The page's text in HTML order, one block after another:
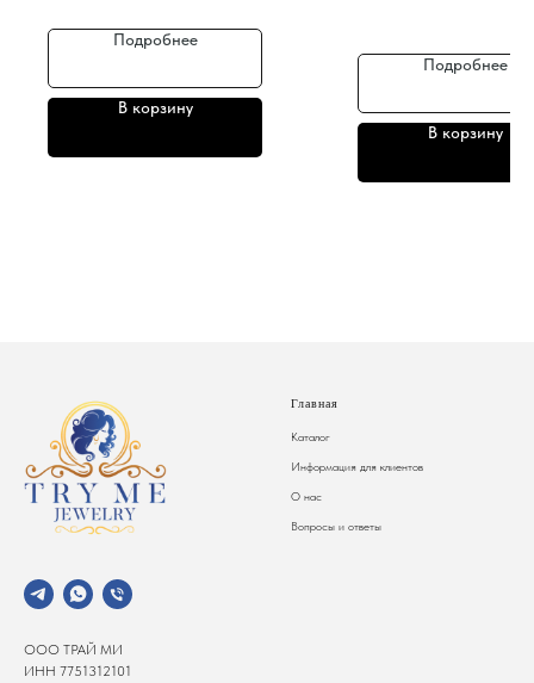
Подробнее
В корзину
Подробнее
В корзину
ООО ТРАЙ МИ
ИНН 7751312101
Главная
Каталог
Информация для клиентов
О нас
Вопросы и ответы